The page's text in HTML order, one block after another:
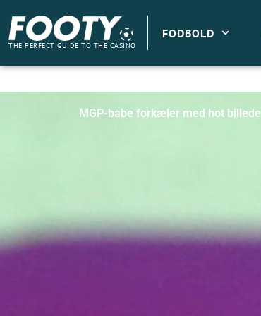
indholdet
THE PERFECT GUIDE TO THE CASINO
FODBOLD
MGP-babe forkæler med hot billede